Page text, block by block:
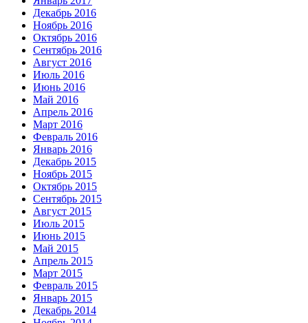
Декабрь 2016
Ноябрь 2016
Октябрь 2016
Сентябрь 2016
Август 2016
Июль 2016
Июнь 2016
Май 2016
Апрель 2016
Март 2016
Февраль 2016
Январь 2016
Декабрь 2015
Ноябрь 2015
Октябрь 2015
Сентябрь 2015
Август 2015
Июль 2015
Июнь 2015
Май 2015
Апрель 2015
Март 2015
Февраль 2015
Январь 2015
Декабрь 2014